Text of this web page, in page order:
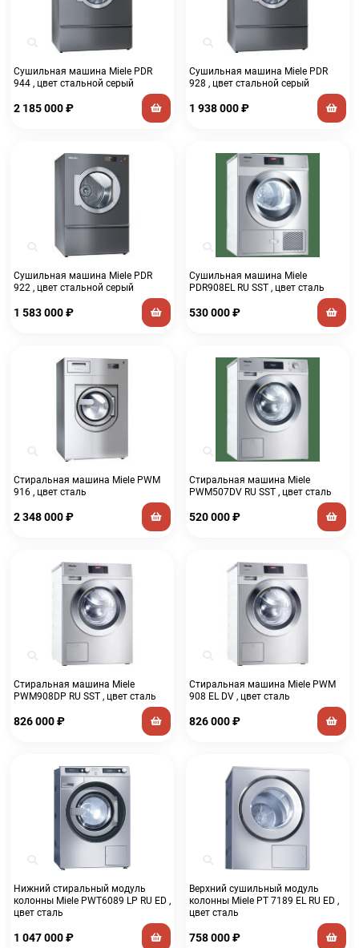
Сушильная машина Miele PDR
944 , цвет стальной серый
2 185 000₽
Сушильная машина Miele PDR
928 , цвет стальной серый
1 938 000₽
Сушильная машина Miele PDR
922 , цвет стальной серый
1 583 000₽
Сушильная машина Miele
PDR908EL RU SST , цвет сталь
530 000₽
Стиральная машина Miele PWM
916 , цвет сталь
2 348 000₽
Стиральная машина Miele
PWM507DV RU SST , цвет сталь
520 000₽
Стиральная машина Miele
PWM908DP RU SST , цвет сталь
826 000₽
Стиральная машина Miele PWM
908 EL DV , цвет сталь
826 000₽
Нижний стиральный модуль
колонны Miele PWT6089 LP RU ED ,
цвет сталь
1 047 000₽
Верхний сушильный модуль
колонны Miele PT 7189 EL RU ED ,
цвет сталь
758 000₽